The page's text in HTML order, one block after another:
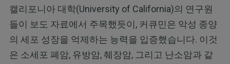
캘리포니아 대학(University of California)의 연구원
들이 보도 자료에서 주목했듯이, 커큐민은 악성 종양
의 세포 성장을 억제하는 능력을 입증했습니다. 이것
은 소세포 폐암, 유방암, 췌장암, 그리고 난소암과 같